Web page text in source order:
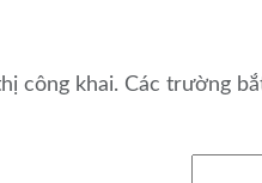
công khai. Các trường